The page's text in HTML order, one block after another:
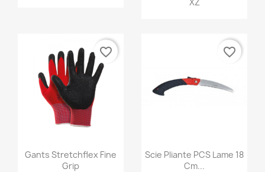
XZ
Aperçu rapide
Gants Stretchflex Fine
Grip
favorite_border
Aperçu rapide
Scie Pliante PCS Lame 18
Cm...
favorite_border